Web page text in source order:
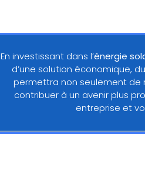
En investissant dans l’énergie
d’une solution économique,
permettra non seulement de
contribuer à un avenir plus
entreprise et